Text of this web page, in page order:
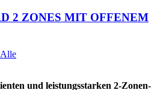
2 ZONES MIT OFFENEM
Alle
und leistungsstarken 2-Zonen-